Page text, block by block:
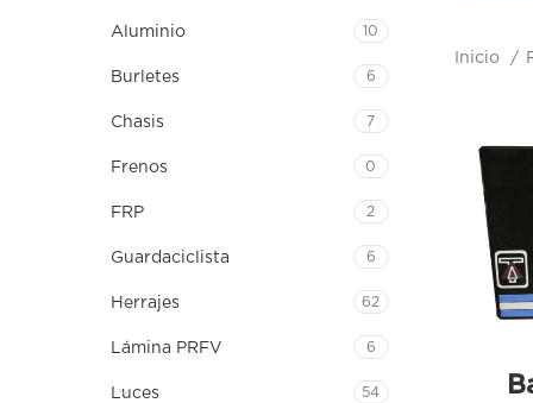
Aluminio 10
Burletes 6
Chasis 7
Frenos 0
FRP 2
Guardaciclista 6
Herrajes 62
Lámina PRFV 6
Luces 54
Inicio